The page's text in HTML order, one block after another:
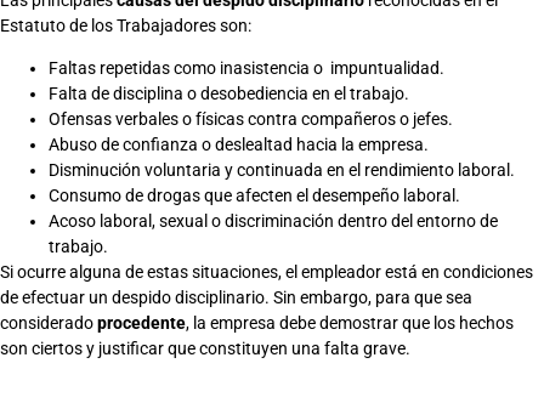
Estatuto de los Trabajadores son:
Faltas repetidas como inasistencia o impuntualidad.
Falta de disciplina o desobediencia en el trabajo.
Ofensas verbales o físicas contra compañeros o jefes.
Abuso de confianza o deslealtad hacia la empresa.
Disminución voluntaria y continuada en el rendimiento laboral.
Consumo de drogas que afecten el desempeño laboral.
Acoso laboral, sexual o discriminación dentro del entorno de
trabajo​.
Si ocurre alguna de estas situaciones, el empleador está en condiciones
de efectuar un despido disciplinario. Sin embargo, para que sea
consideradoprocedente, la empresa debe demostrar que los hechos
son ciertos y justificar que constituyen una falta grave.